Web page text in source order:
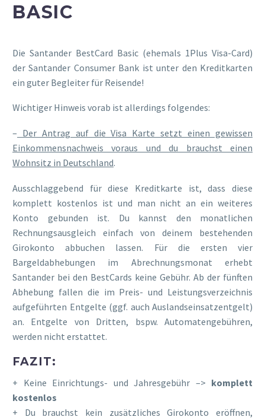
BASIC
Die Santander BestCard Basic (ehemals 1Plus Visa-Card)
der Santander Consumer Bank ist unter den Kreditkarten
ein guter Begleiter für Reisende!
Wichtiger Hinweis vorab ist allerdings folgendes:
– Der Antrag auf die Visa Karte setzt einen gewissen
Einkommensnachweis voraus und du brauchst einen
Wohnsitz in Deutschland.
Ausschlaggebend für diese Kreditkarte ist, dass diese
komplett kostenlos ist und man nicht an ein weiteres
Konto gebunden ist. Du kannst den monatlichen
Rechnungsausgleich einfach von deinem bestehenden
Girokonto abbuchen lassen. Für die ersten vier
Bargeldabhebungen im Abrechnungsmonat erhebt
Santander bei den BestCards keine Gebühr. Ab der fünften
Abhebung fallen die im Preis- und Leistungsverzeichnis
aufgeführten Entgelte (ggf. auch Auslandseinsatzentgelt)
an. Entgelte von Dritten, bspw. Automatengebühren,
werden nicht erstattet.
FAZIT:
+ Keine Einrichtungs- und Jahresgebühr –> komplett
kostenlos
+ Du brauchst kein zusätzliches Girokonto eröffnen,